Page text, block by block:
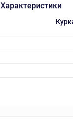
Характеристики